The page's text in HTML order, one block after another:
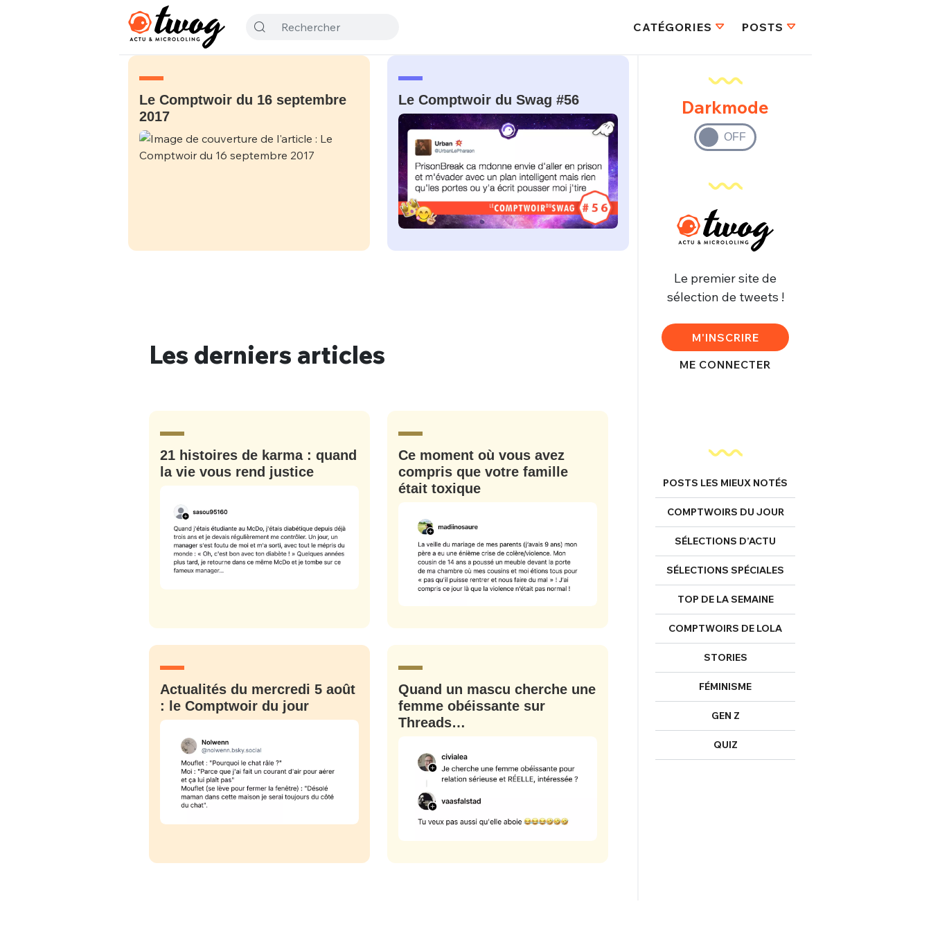
CATÉGORIES POSTS
Le Comptwoir du 16 septembre
2017
Le Comptwoir du Swag #56
Les derniers articles
21 histoires de karma : quand
la vie vous rend justice
Ce moment où vous avez
compris que votre famille
était toxique
Actualités du mercredi 5 août
: le Comptwoir du jour
Quand un mascu cherche une
femme obéissante sur
Threads…
Darkmode
Le premier site de
sélection de tweets !
M'INSCRIRE
ME CONNECTER
POSTS LES MIEUX NOTÉS
COMPTWOIRS DU JOUR
SÉLECTIONS D’ACTU
SÉLECTIONS SPÉCIALES
TOP DE LA SEMAINE
COMPTWOIRS DE LOLA
STORIES
FÉMINISME
GEN Z
QUIZ
FERMER
PSEUDO *
EMAIL*
PASSWORD
PSEUDO
Mot de passe perdu ?
CONNEXION
VOTRE PARTICIPATION
Que souhaitez-vous proposer ?
Quelques
tweets
Ma propre
sélection
Un Thread
C'EST PARTI